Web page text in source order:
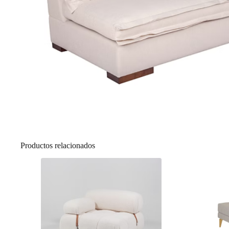
Productos relacionados